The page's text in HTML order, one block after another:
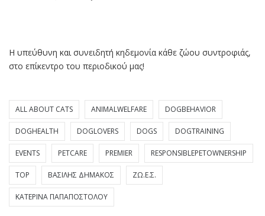
Η υπεύθυνη και συνειδητή κηδεμονία κάθε ζώου συντροφιάς,
στο επίκεντρο του περιοδικού μας!
ALL ABOUT CATS ANIMALWELFARE DOGBEHAVIOR
DOGHEALTH DOGLOVERS DOGS DOGTRAINING
EVENTS PETCARE PREMIER RESPONSIBLEPETOWNERSHIP
TOP ΒΑΣΊΛΗΣ ΔΗΜΆΚΟΣ ΖΩ.Ε.Σ.
ΚΑΤΕΡΊΝΑ ΠΑΠΑΠΟΣΤΌΛΟΥ